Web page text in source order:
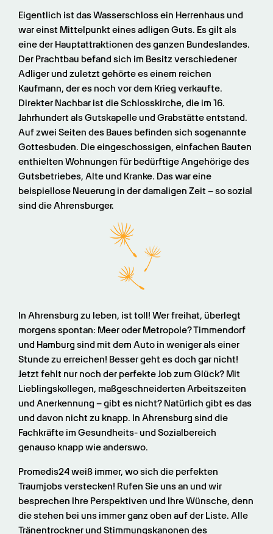
Eigentlich ist das Wasserschloss ein Herrenhaus und
war einst Mittelpunkt eines adligen Guts. Es gilt als
eine der Hauptattraktionen des ganzen Bundeslandes.
Der Prachtbau befand sich im Besitz verschiedener
Adliger und zuletzt gehörte es einem reichen
Kaufmann, der es noch vor dem Krieg verkaufte.
Direkter Nachbar ist die Schlosskirche, die im 16.
Jahrhundert als Gutskapelle und Grabstätte entstand.
Auf zwei Seiten des Baues befinden sich sogenannte
Gottesbuden. Die eingeschossigen, einfachen Bauten
enthielten Wohnungen für bedürftige Angehörige des
Gutsbetriebes, Alte und Kranke. Das war eine
beispiellose Neuerung in der damaligen Zeit – so sozial
sind die Ahrensburger.
In Ahrensburg zu leben, ist toll! Wer freihat, überlegt
morgens spontan: Meer oder Metropole? Timmendorf
und Hamburg sind mit dem Auto in weniger als einer
Stunde zu erreichen! Besser geht es doch gar nicht!
Jetzt fehlt nur noch der perfekte Job zum Glück? Mit
Lieblingskollegen, maßgeschneiderten Arbeitszeiten
und Anerkennung – gibt es nicht? Natürlich gibt es das
und davon nicht zu knapp. In Ahrensburg sind die
Fachkräfte im Gesundheits- und Sozialbereich
genauso knapp wie anderswo.
Promedis24 weiß immer, wo sich die perfekten
Traumjobs verstecken! Rufen Sie uns an und wir
besprechen Ihre Perspektiven und Ihre Wünsche, denn
die stehen bei uns immer ganz oben auf der Liste. Alle
Tränentrockner und Stimmungskanonen des